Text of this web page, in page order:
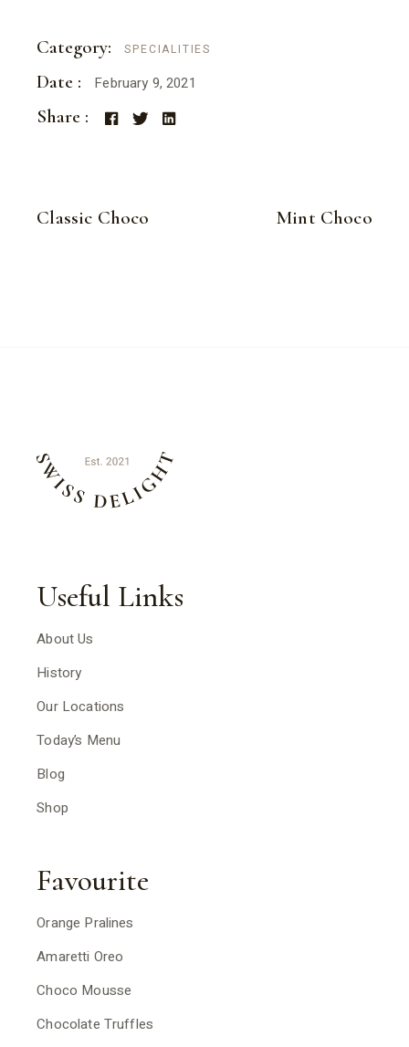
Category: SPECIALITIES
Date : February 9, 2021
Share :
Classic Choco Mint Choco
Useful Links
About Us
History
Our Locations
Today’s Menu
Blog
Shop
Favourite
Orange Pralines
Amaretti Oreo
Choco Mousse
Chocolate Truffles